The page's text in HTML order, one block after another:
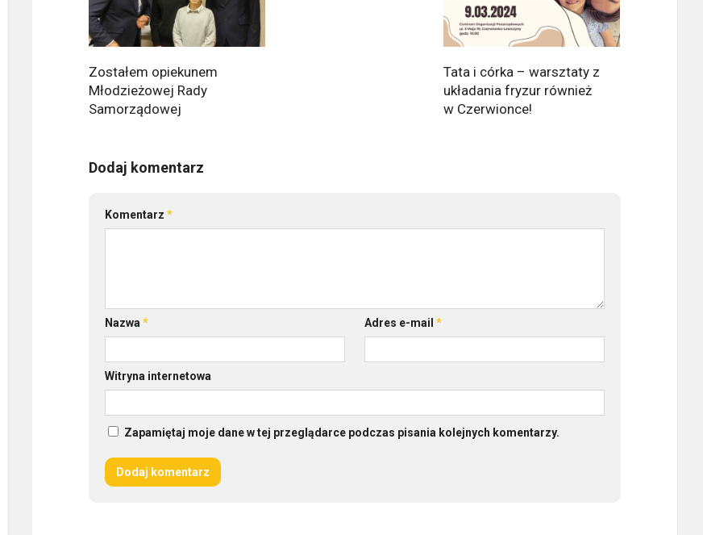
Zostałem opiekunem
Młodzieżowej Rady
Samorządowej
Tata i córka – warsztaty z
układania fryzur również
w Czerwionce!
Dodaj komentarz
Komentarz *
Nazwa * Adres e-mail*
Witryna internetowa
Zapamiętaj moje dane w tej przeglądarce podczas pisania kolejnych komentarzy.